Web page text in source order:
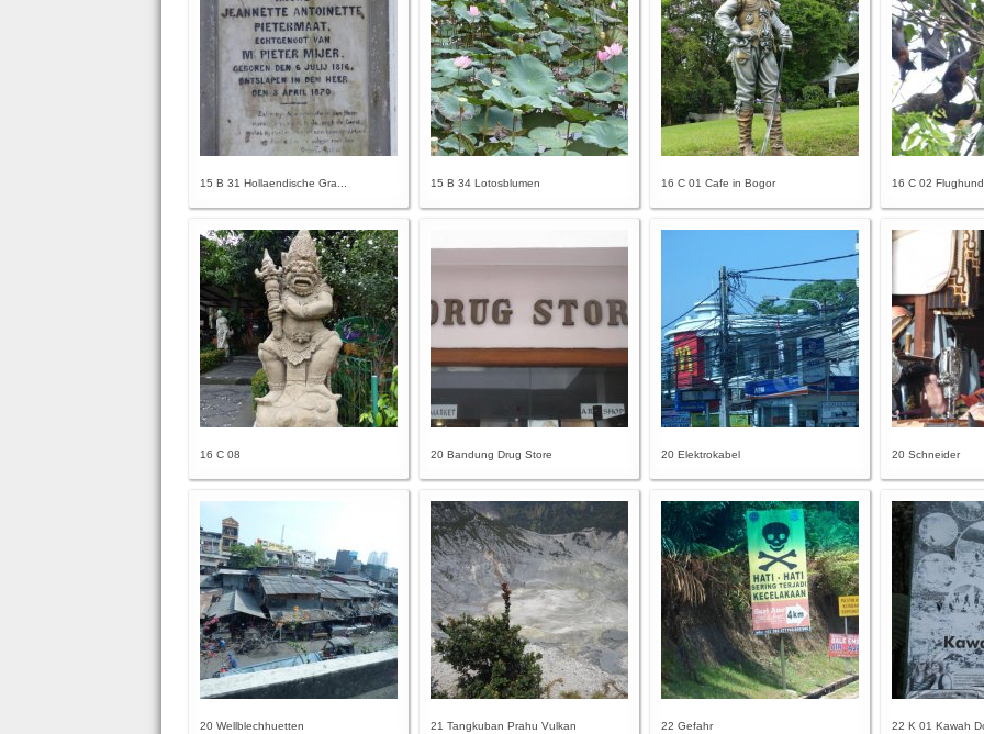
15 B 31 Hollaendische Gra... 15 B 34 Lotosblumen 16 C 01 Cafe in Bogor 16 C 02
16 C 08 20 Bandung Drug Store 20 Elektrokabel 20 Schneider
20 Wellblechhuetten 21 Tangkuban Prahu Vulkan 22 Gefahr 22 K 01 Kawah